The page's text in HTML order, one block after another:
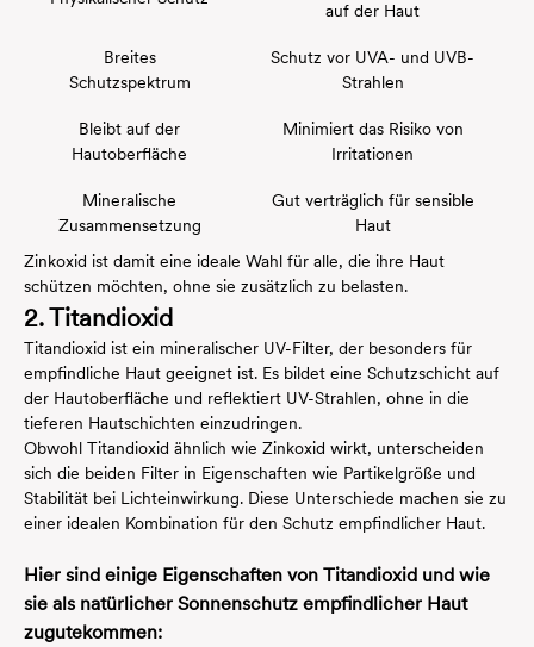
auf der Haut
Breites
Schutzspektrum
Schutz vor UVA- und UVB-
Strahlen
Bleibt auf der
Hautoberfläche
Minimiert das Risiko von
Irritationen
Mineralische
Zusammensetzung
Gut verträglich für sensible
Haut
Zinkoxid ist damit eine ideale Wahl für alle, die ihre Haut
schützen möchten, ohne sie zusätzlich zu belasten.
2. Titandioxid
Titandioxid ist ein mineralischer UV-Filter, der besonders für
empfindliche Haut geeignet ist. Es bildet eine Schutzschicht auf
der Hautoberfläche und reflektiert UV-Strahlen, ohne in die
tieferen Hautschichten einzudringen.
Obwohl Titandioxid ähnlich wie Zinkoxid wirkt, unterscheiden
sich die beiden Filter in Eigenschaften wie Partikelgröße und
Stabilität bei Lichteinwirkung. Diese Unterschiede machen sie zu
einer idealen Kombination für den Schutz empfindlicher Haut.
Hier sind einige Eigenschaften von Titandioxid und wie
sie als natürlicher Sonnenschutz empfindlicher Haut
zugutekommen: